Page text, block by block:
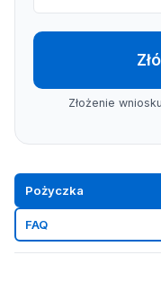
Złożenie
Pożyczka
FAQ